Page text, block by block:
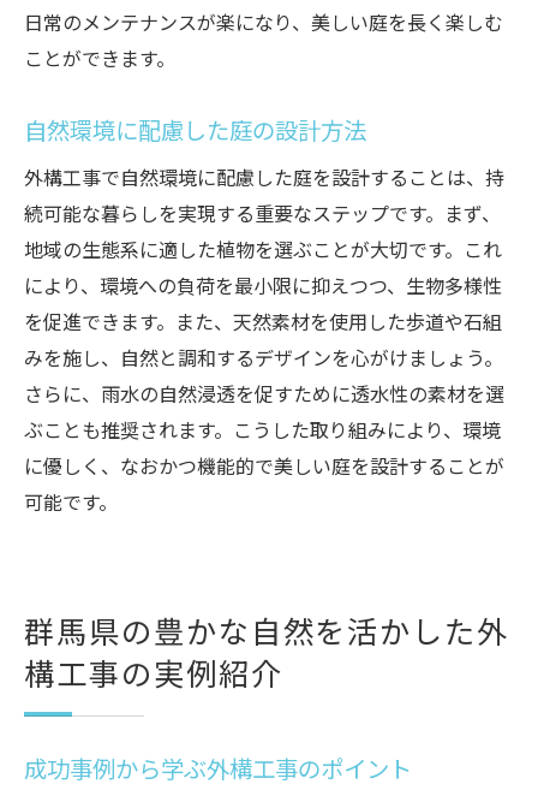
日常のメンテナンスが楽になり、美しい庭を長く楽しむ
ことができます。
自然環境に配慮した庭の設計方法
外構工事で自然環境に配慮した庭を設計することは、持
続可能な暮らしを実現する重要なステップです。まず、
地域の生態系に適した植物を選ぶことが大切です。これ
により、環境への負荷を最小限に抑えつつ、生物多様性
を促進できます。また、天然素材を使用した歩道や石組
みを施し、自然と調和するデザインを心がけましょう。
さらに、雨水の自然浸透を促すために透水性の素材を選
ぶことも推奨されます。こうした取り組みにより、環境
に優しく、なおかつ機能的で美しい庭を設計することが
可能です。
群馬県の豊かな自然を活かした外
構工事の実例紹介
成功事例から学ぶ外構工事のポイント